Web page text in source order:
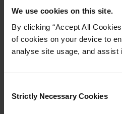
We use cookies on this site.
By clicking “Accept All
of cookies on your device to
analyse site usage, and assist
Selection
Strictly Necessary Cookies
Planificateur de voyage
Destinations emblématiques,
MAINTENANT